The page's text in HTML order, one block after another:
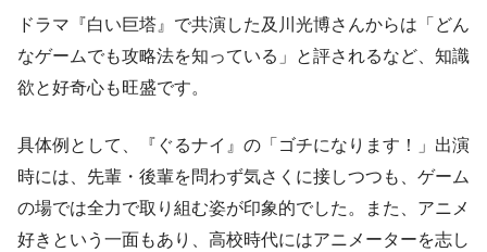
ドラマ『白い巨塔』で共演した及川光博さんからは「どん
なゲームでも攻略法を知っている」と評されるなど、知識
欲と好奇心も旺盛です。
具体例として、『ぐるナイ』の「ゴチになります！」出演
時には、先輩・後輩を問わず気さくに接しつつも、ゲーム
の場では全力で取り組む姿が印象的でした。また、アニメ
好きという一面もあり、高校時代にはアニメーターを志し